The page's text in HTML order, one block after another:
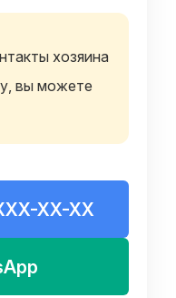
хозяина
вы можете
XX-XX